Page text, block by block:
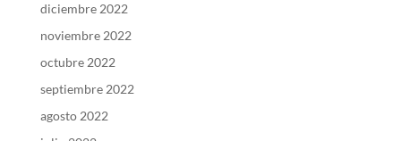
diciembre 2022
noviembre 2022
octubre 2022
septiembre 2022
agosto 2022